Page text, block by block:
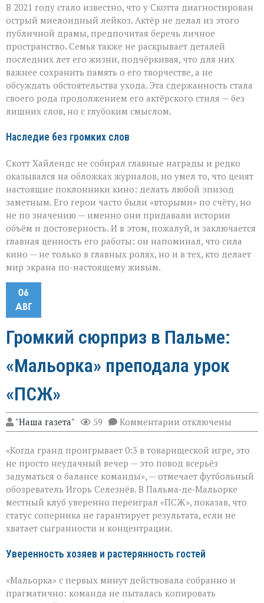
В 2021 году стало известно, что у Скотта диагностирован
острый миелоидный лейкоз. Актёр не делал из этого
публичной драмы, предпочитая беречь личное
пространство. Семья также не раскрывает деталей
последних лет его жизни, подчёркивая, что для них
важнее сохранить память о его творчестве, а не
обсуждать обстоятельства ухода. Эта сдержанность стала
своего рода продолжением его актёрского стиля — без
лишних слов, но с глубоким смыслом.
Наследие без громких слов
Скотт Хайлендс не собирал главные награды и редко
оказывался на обложках журналов, но умел то, что ценят
настоящие поклонники кино: делать любой эпизод
заметным. Его герои часто были «вторыми» по счёту, но
не по значению — именно они придавали истории
объём и достоверность. И в этом, пожалуй, и заключается
главная ценность его работы: он напоминал, что сила
кино — не только в главных ролях, но и в тех, кто делает
мир экрана по-настоящему живым.
06
АВГ
Громкий сюрприз в Пальме:
«Мальорка» преподала урок
«ПСЖ»
"Наша газета" 59 Комментарии к
записи
сюрприз
в
Пальме:
«Мальорка»
преподала
урок
«ПСЖ»
отключены
«Когда гранд проигрывает 0:3 в товарищеской игре, это
не просто неудачный вечер — это повод всерьёз
задуматься о балансе команды», — отмечает футбольный
обозреватель Игорь Селезнёв. В Пальма‑де‑Мальорке
местный клуб уверенно переиграл «ПСЖ», показав, что
статус соперника не гарантирует результата, если не
хватает сыгранности и концентрации.
Уверенность хозяев и растерянность гостей
«Мальорка» с первых минут действовала собранно и
прагматично: команда не пыталась копировать